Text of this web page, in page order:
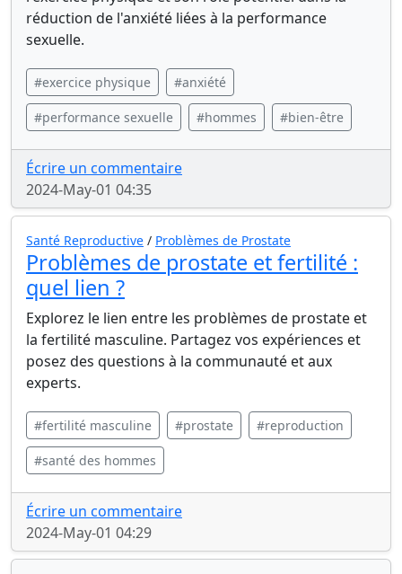
réduction de l'anxiété liées à la performance
sexuelle.
#exercice physique #anxiété
#performance sexuelle #hommes #bien-être
Écrire un commentaire
2024-May-01 04:35
Santé Reproductive / Problèmes de Prostate
Problèmes de prostate et fertilité :
quel lien ?
Explorez le lien entre les problèmes de prostate et
la fertilité masculine. Partagez vos expériences et
posez des questions à la communauté et aux
experts.
#fertilité masculine #prostate #reproduction
#santé des hommes
Écrire un commentaire
2024-May-01 04:29